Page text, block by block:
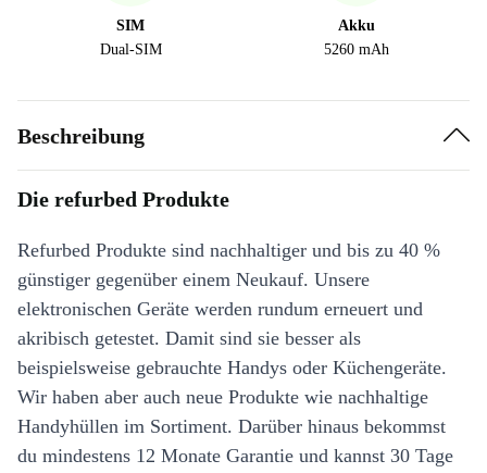
SIM
Dual-SIM
Akku
5260 mAh
Beschreibung
Die refurbed Produkte
Refurbed Produkte sind nachhaltiger und bis zu 40 %
günstiger gegenüber einem Neukauf. Unsere
elektronischen Geräte werden rundum erneuert und
akribisch getestet. Damit sind sie besser als
beispielsweise gebrauchte Handys oder Küchengeräte.
Wir haben aber auch neue Produkte wie nachhaltige
Handyhüllen im Sortiment. Darüber hinaus bekommst
du mindestens 12 Monate Garantie und kannst 30 Tage